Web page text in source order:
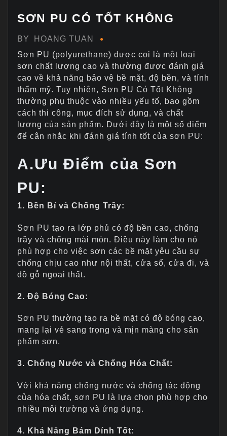
SƠN PU CÓ TỐT KHÔNG
BY
HOANG TUAN
Sơn PU (polyurethane) được coi là một loại
sơn chất lượng cao và thường được đánh giá
cao về khả năng bảo vệ bề mặt, độ bền, và tính
thẩm mỹ. Tuy nhiên, Sơn PU Có Tốt Không
thường phụ thuộc vào nhiều yếu tố, bao gồm
cách thi công, mục đích sử dụng, và chất
lượng của sản phẩm. Dưới đây là một số điểm
để cân nhắc khi đánh giá tính tốt của sơn PU:
A.Ưu Điểm của Sơn
PU:
1. Bền Bỉ và Chống Trầy:
Sơn PU tạo ra lớp phủ có độ bền cao, chống
trầy và chống mài mòn. Điều này làm cho nó
phù hợp cho việc sơn các bề mặt yêu cầu sự
chống chịu cao như nội thất, cửa sổ, cửa đi, và
đồ gỗ ngoại thất.
2. Độ Bóng Cao:
Sơn PU thường tạo ra bề mặt có độ bóng cao,
mang lại vẻ sang trọng và mịn màng cho sản
phẩm sơn.
3. Chống Nước và Chống Hóa Chất:
Với khả năng chống nước và chống tác động
của hóa chất, sơn PU là lựa chọn phù hợp cho
nhiều môi trường và ứng dụng.
4. Khả Năng Bám Dính Tốt: